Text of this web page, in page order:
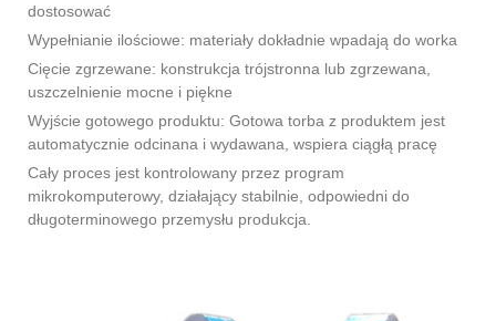
dostosować
Wypełnianie ilościowe: materiały dokładnie wpadają do worka
Cięcie zgrzewane: konstrukcja trójstronna lub zgrzewana,
uszczelnienie mocne i piękne
Wyjście gotowego produktu: Gotowa torba z produktem jest
automatycznie odcinana i wydawana, wspiera ciągłą pracę
Cały proces jest kontrolowany przez program
mikrokomputerowy, działający stabilnie, odpowiedni do
długoterminowego przemysłu produkcja.